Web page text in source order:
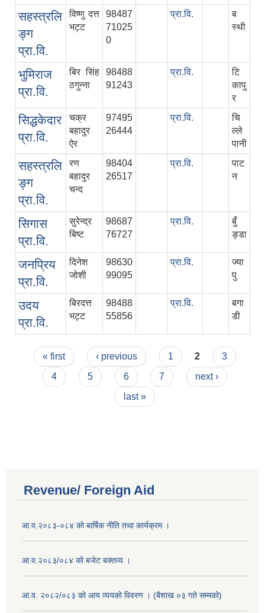
सहस्त्रलि
ङ्ग
प्रा.वि.
विष्‍णु दत्त
भट्ट
98487
71025
0
प्रा.वि.
ब
स्थी
भुमिराज
प्रा.वि.
बिर सिंह
ठगुन्‍ना
98488
91243
प्रा.वि.
टि
कापु
र
सिद्धकेदार
प्रा.वि.
चक्र
बहादुर
ऐर
97495
26444
प्रा.वि.
चि
ल्‍ले
पानी
सहस्‍त्रलि
ङ्ग
प्रा.वि.
रण
बहादुर
चन्द
98404
26517
प्रा.वि.
पाट
न
सिगास
प्रा.वि.
सुरेन्द्र
बिष्‍ट
98687
76727
प्रा.वि.
बुँ
ङ्डा
जनप्रिय
प्रा.वि.
दिनेश
जोशी
98630
99095
प्रा.वि.
ज्या
पु
उदय
प्रा.वि.
बिरदत्त
भट्ट
98488
55856
प्रा.वि.
बगा
डी
Pages
« first ‹ previous 1 2
3
4
5 6 7
next ›
last »
Revenue/ Foreign Aid
आ.व.२०८३-०८४ को बार्षिक नीति तथा कार्यक्रम ।
आ.व.२०८३/०८४ को बजेट बक्तव्य ।
आ.व. २०८२/०८३ को आय व्ययको विवरण । (बैशाख ०३ गते सम्मको)